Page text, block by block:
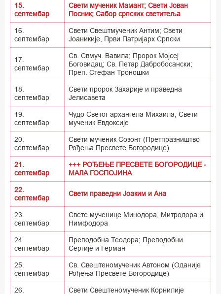
15.
септембар
Свети мученик Мамант; Свети Јован
Посник; Сабор српских светитеља
16.
септембар
Свети Свештмученик Антим; Свети
Јоаникије, Први Патријарх Српски
17.
септембар
Св. Свмуч. Вавила; Пророк Мојсеј
Боговидац; Св. Петар Дабробосански;
Преп. Стефан Троношки
18.
септембар
Свети пророк Захарије и праведна
Јелисавета
19.
септембар
Чудо Светог архангела Михаила; Свети
мученик Евдоксије
20.
септембар
Свети мученик Созонт (Претпразништво
Рођења Пресвете Богородице)
21.
септембар
+++ РОЂЕЊЕ ПРЕСВЕТЕ БОГОРОДИЦЕ -
МАЛА ГОСПОЈИНА
22.
септембар
Свети праведни Јоаким и Ана
23.
септембар
Свете мученице Минодора, Митродора и
Нимфодора
24.
септембар
Преподобна Теодора; Преподобни
Сергије и Герман
25.
септембар
Св. Свештеномученик Автоном (Оданије
Рођења Пресвете Богородице)
26. Свети Свештеномученик Корнилије